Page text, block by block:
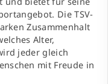
Die TSV-
Zusammenhalt
Alter,
jeder gleich
mit Freude in